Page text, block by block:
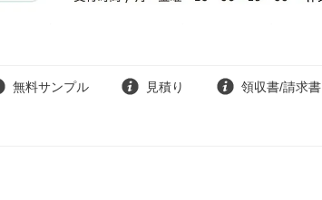
無料サンプル 見積り 領収書/請求書